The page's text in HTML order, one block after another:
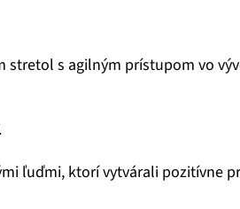
stretol s agilným prístupom vo
ľuďmi, ktorí vytvárali pozitívne